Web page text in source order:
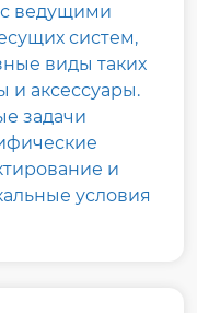
с ведущими
систем,
виды таких
и аксессуары.
задачи
и
условия